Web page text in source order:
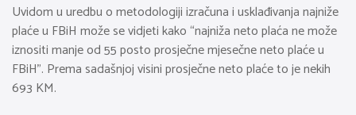
Uvidom u uredbu o metodologiji izračuna i usklađivanja najniže
plaće u FBiH može se vidjeti kako “najniža neto plaća ne može
iznositi manje od 55 posto prosječne mjesečne neto plaće u
FBiH”. Prema sadašnjoj visini prosječne neto plaće to je nekih
693 KM.